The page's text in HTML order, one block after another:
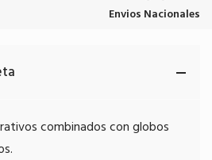
Envios Nacionales
combinados con globos